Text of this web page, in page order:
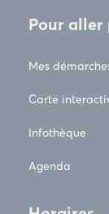
Pour aller
Mes
Carte
Infothèque
Agenda